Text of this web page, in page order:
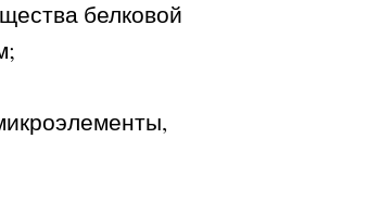
белковой